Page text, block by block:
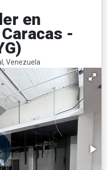
en
-
Venezuela